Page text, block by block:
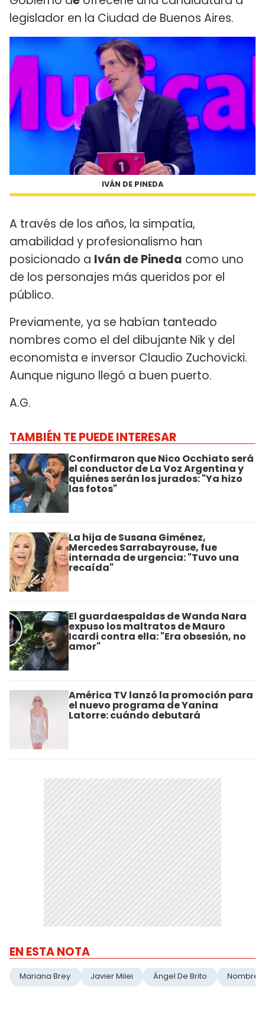
legislador en la Ciudad de Buenos Aires.
IVÁN DE PINEDA
A través de los años, la simpatía,
amabilidad y profesionalismo han
posicionado a Iván de Pineda como uno
de los personajes más queridos por el
público.
Previamente, ya se habían tanteado
nombres como el del dibujante Nik y del
economista e inversor Claudio Zuchovicki.
Aunque niguno llegó a buen puerto.
A.G.
TAMBIÉN TE PUEDE INTERESAR
Confirmaron que Nico Occhiato será
el conductor de La Voz Argentina y
quiénes serán los jurados: "Ya hizo
las fotos"
La hija de Susana Giménez,
Mercedes Sarrabayrouse, fue
internada de urgencia: "Tuvo una
recaída"
El guardaespaldas de Wanda Nara
expuso los maltratos de Mauro
Icardi contra ella: "Era obsesión, no
amor"
América TV lanzó la promoción para
el nuevo programa de Yanina
Latorre: cuándo debutará
EN ESTA NOTA
Mariana Brey Javier Milei Ángel De Brito Nombre